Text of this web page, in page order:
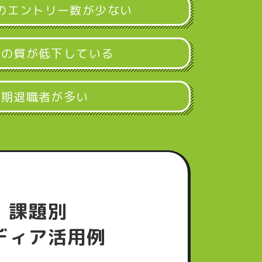
エントリー数が少ない
質が低下している
退職者が多い
課題別
ィア活用例